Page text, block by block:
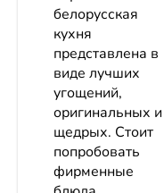
белорусская
кухня
представлена в
виде лучших
угощений,
оригинальных и
щедрых. Стоит
попробовать
фирменные